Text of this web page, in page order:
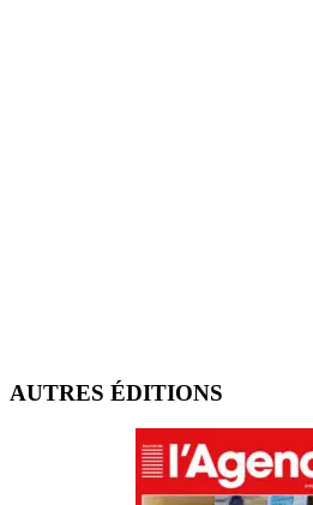
AUTRES ÉDITIONS